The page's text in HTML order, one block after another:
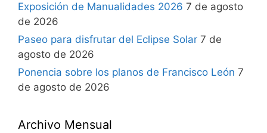
Exposición de Manualidades 2026 7 de agosto
de 2026
Paseo para disfrutar del Eclipse Solar 7 de
agosto de 2026
Ponencia sobre los planos de Francisco León 7
de agosto de 2026
Archivo Mensual